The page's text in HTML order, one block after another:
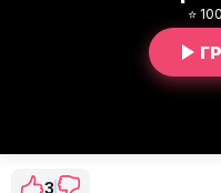
⭐
3